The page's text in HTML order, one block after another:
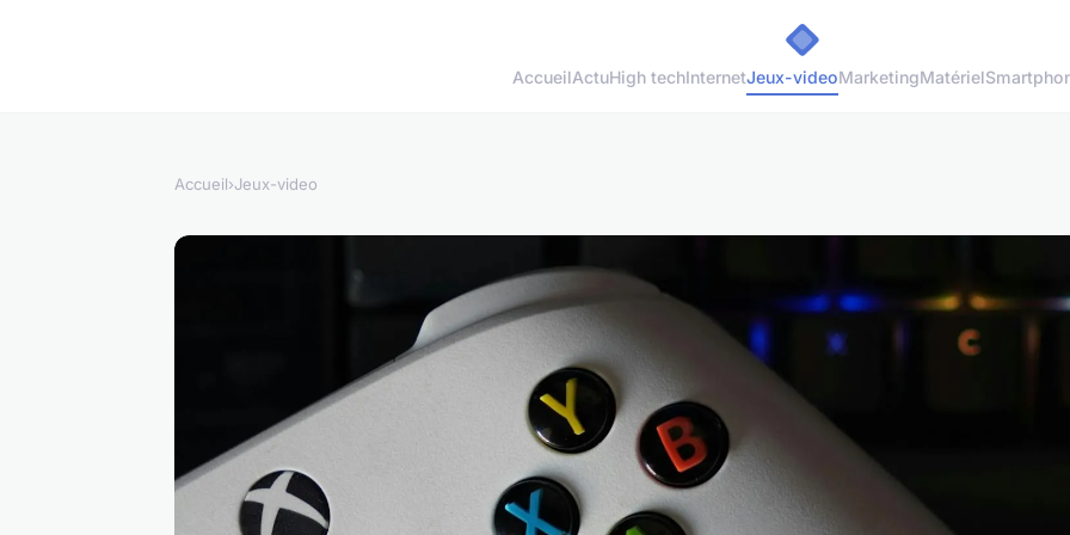
AccueilActuHigh techInternetJeux-videoMarketingMatériel
Accueil›Jeux-video